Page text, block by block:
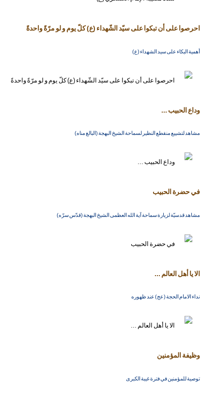
احرصوا على أن تبكوا على سيّد الشّهداء (ع) كلّ يوم و لو مرّةً واحدةً
أهمية البكاء على سيد الشهداء (ع)
وداع الحبيب ...
مشاهد لتشييع منقطع النظير لسماحة الشيخ البهجة (البالغ مناه)
في حضرة الحبيب
مشاهد قدسيّة لزيارة سماحة آية الله العظمى الشيخ البهجة (قدّس سرّه)
الا يا أهل العالم ...
نداء الامام الحجة (عج) عند ظهوره
وظيفة المؤمنين
توصية للمؤمنين في فترة غيبة الكبرى